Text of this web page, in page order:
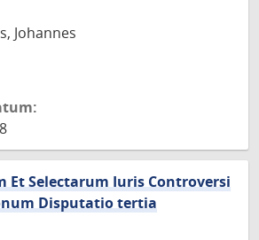
Johannes
Et Selectarum Iuris Controversi
Disputatio tertia